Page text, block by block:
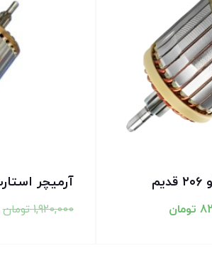
تومان
آرمیچر
1,920,000 تومان